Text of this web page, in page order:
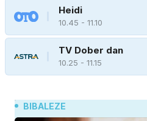
Heidi
10.45 - 11.10
TV Dober dan
10.25 - 11.15
BIBALEZE